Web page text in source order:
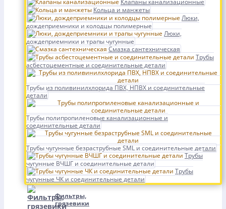
Клапаны канализационные
Кольца и манжеты
Люки,
дождеприемники и колодцы полимерные
Люки,
дождеприемники и трапы чугунные
Смазка сантехническая
Трубы
асбестоцементные и соединительные детали
Трубы из поливинилхлорида ПВХ, НПВХ и соединительные
детали
Трубы полипропиленовые канализационные и
соединительные детали
Трубы чугунные безраструбные SML и соединительные детали
Трубы
чугунные ВЧШГ и соединительные детали
Трубы
чугунные ЧК и соединительные детали
Фильтры,
грязевики